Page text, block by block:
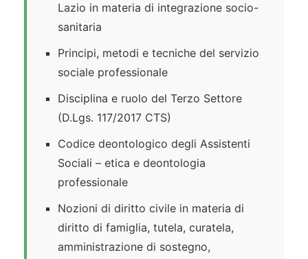
Lazio in materia di integrazione socio-
sanitaria
Principi, metodi e tecniche del servizio
sociale professionale
Disciplina e ruolo del Terzo Settore
(D.Lgs. 117/2017 CTS)
Codice deontologico degli Assistenti
Sociali – etica e deontologia
professionale
Nozioni di diritto civile in materia di
diritto di famiglia, tutela, curatela,
amministrazione di sostegno,